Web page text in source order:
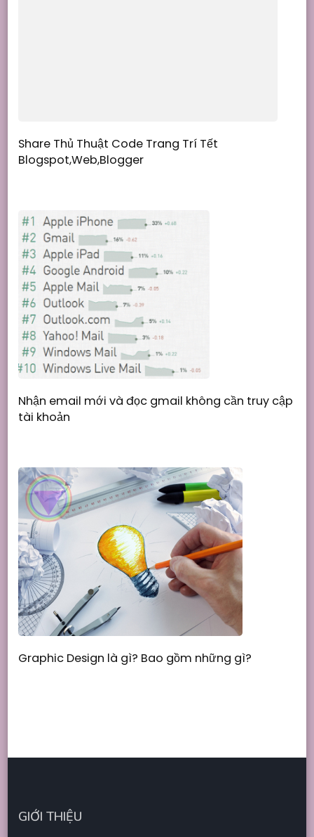
Share Thủ Thuật Code Trang Trí Tết
Blogspot,Web,Blogger
Nhận email mới và đọc gmail không cần truy cập
tài khoản
Graphic Design là gì? Bao gồm những gì?
GIỚI THIỆU